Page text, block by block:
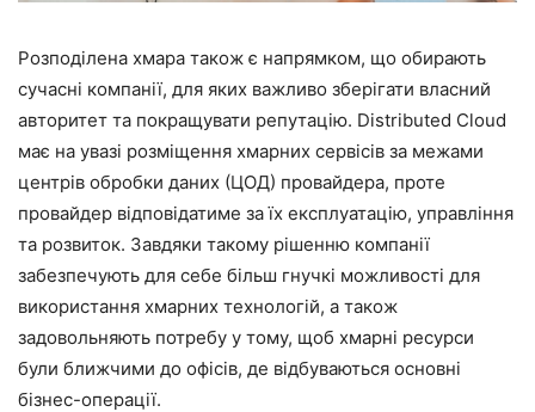
Розподілена хмара також є напрямком, що обирають
сучасні компанії, для яких важливо зберігати власний
авторитет та покращувати репутацію. Distributed Cloud
має на увазі розміщення хмарних сервісів за межами
центрів обробки даних (ЦОД) провайдера, проте
провайдер відповідатиме за їх експлуатацію, управління
та розвиток. Завдяки такому рішенню компанії
забезпечують для себе більш гнучкі можливості для
використання хмарних технологій, а також
задовольняють потребу у тому, щоб хмарні ресурси
були ближчими до офісів, де відбуваються основні
бізнес-операції.